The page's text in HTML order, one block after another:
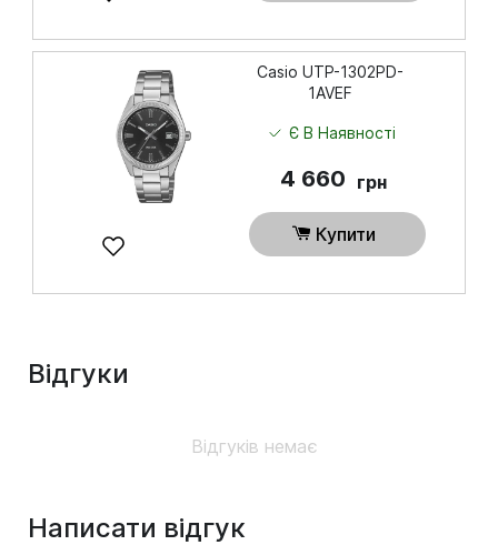
Casio UTP-1302PD-
1AVEF
Є В Наявності
4 660 грн
Купити
Відгуки
Відгуків немає
Написати відгук